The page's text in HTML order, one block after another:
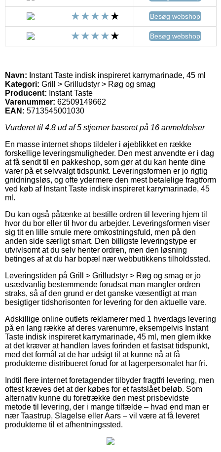
Besøg webshop
Besøg webshop
Navn: Instant Taste indisk inspireret karrymarinade, 45 ml
Kategori: Grill > Grilludstyr > Røg og smag
Producent: Instant Taste
Varenummer: 62509149662
EAN: 5713545001030
Vurderet til 4.8 ud af 5 stjerner baseret på 16 anmeldelser
En masse internet shops tildeler i øjeblikket en række
forskellige leveringsmuligheder. Den mest anvendte er i dag
at få sendt til en pakkeshop, som gør at du kan hente dine
varer på et selvvalgt tidspunkt. Leveringsformen er jo rigtig
gnidningsløs, og ofte ydermere den mest betalelige fragtform
ved køb af Instant Taste indisk inspireret karrymarinade, 45
ml.
Du kan også påtænke at bestille ordren til levering hjem til
hvor du bor eller til hvor du arbejder. Leveringsformen viser
sig tit en lille smule mere omkostningsfuld, men på den
anden side særligt smart. Den billigste leveringstype er
utvivlsomt at du selv henter ordren, men den løsning
betinges af at du har bopæl nær webbutikkens tilholdssted.
Leveringstiden på Grill > Grilludstyr > Røg og smag er jo
usædvanlig bestemmende forudsat man mangler ordren
straks, så af den grund er det ganske væsentligt at man
besigtiger tidshorisonten for levering for den aktuelle vare.
Adskillige online outlets reklamerer med 1 hverdags levering
på en lang række af deres varenumre, eksempelvis Instant
Taste indisk inspireret karrymarinade, 45 ml, men glem ikke
at det kræver at handlen laves forinden et fastsat tidspunkt,
med det formål at de har udsigt til at kunne nå at få
produkterne distribueret forud for at lagerpersonalet har fri.
Indtil flere internet foretagender tilbyder fragtfri levering, men
oftest kræves det at der købes for et fastslået beløb. Som
alternativ kunne du foretrække den mest prisbevidste
metode til levering, der i mange tilfælde – hvad end man er
nær Taastrup, Slagelse eller Aars – vil være at få leveret
produkterne til et afhentningssted.